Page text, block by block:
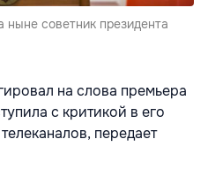
советник президента
на слова премьера
с критикой в его
передает